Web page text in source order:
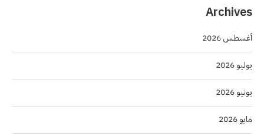
Archives
أغسطس 2026
يوليو 2026
يونيو 2026
مايو 2026